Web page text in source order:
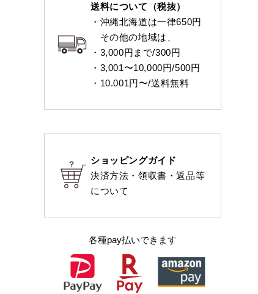
送料について（税抜）
・沖縄北海道は一律650円
その他の地域は、
・3,000円まで/300円
・3,001〜10,000円/500円
・10.001円〜/送料無料
ショッピングガイド
決済方法・領収書・返品等
について
各種pay払いできます